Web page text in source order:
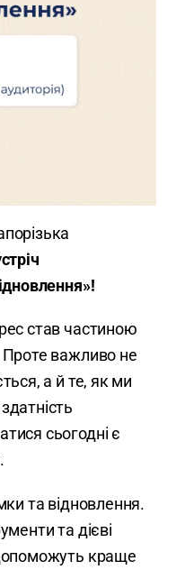
став частиною
Проте важливо не
а й те, як ми
сьогодні є
та відновлення.
та дієві
краще